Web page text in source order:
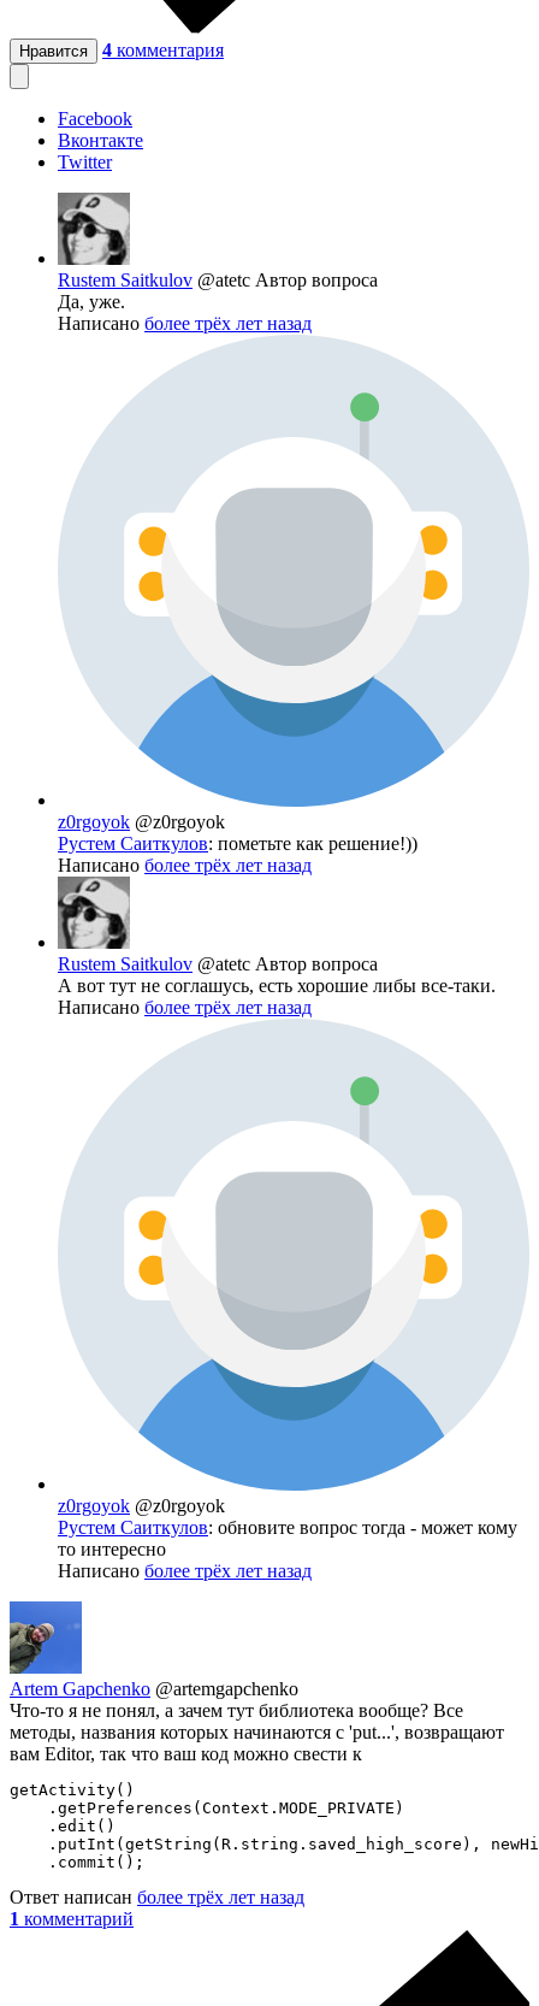
Нравится 4 комментария
Facebook
Вконтакте
Twitter
Rustem Saitkulov @atetc Автор вопроса
Да, уже.
Написано более трёх лет назад
z0rgoyok @z0rgoyok
Рустем Саиткулов: пометьте как решение!))
Написано более трёх лет назад
Rustem Saitkulov @atetc Автор вопроса
А вот тут не соглашусь, есть хорошие либы все-таки.
Написано более трёх лет назад
z0rgoyok @z0rgoyok
Рустем Саиткулов: обновите вопрос тогда - может кому
то интересно
Написано более трёх лет назад
Artem Gapchenko @artemgapchenko
Что-то я не понял, а зачем тут библиотека вообще? Все
методы, названия которых начинаются с 'put...', возвращают
вам Editor, так что ваш код можно свести к
getActivity()
    .getPreferences(Context.MODE_PRIVATE)
    .edit()
.putInt(getString(R.string.saved_high_score),
    .commit();
Ответ написан более трёх лет назад
1 комментарий